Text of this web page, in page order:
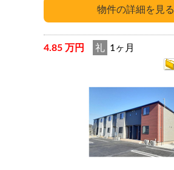
4.85 万円 礼 1ヶ月